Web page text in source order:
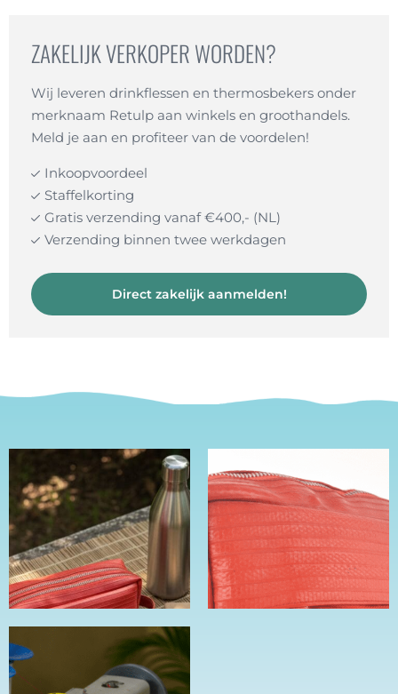
ZAKELIJK VERKOPER WORDEN?
Wij leveren drinkflessen en thermosbekers onder
merknaam Retulp aan winkels en groothandels.
Meld je aan en profiteer van de voordelen!
Inkoopvoordeel
Staffelkorting
Gratis verzending vanaf €400,- (NL)
Verzending binnen twee werkdagen
Direct zakelijk aanmelden!